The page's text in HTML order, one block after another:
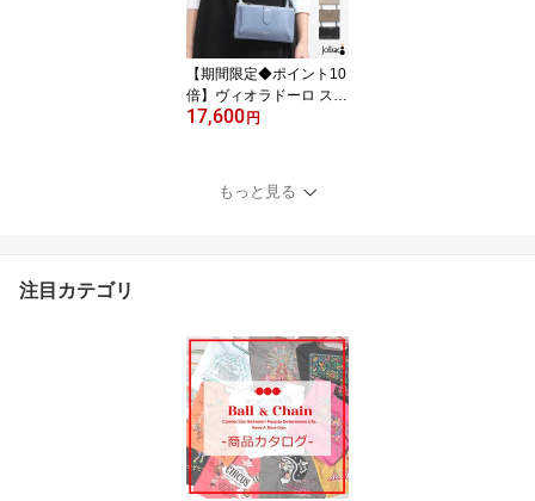
さめ 軽い 軽量 ショルダ
ー 新品 公式 正規販売店
【▼10】 ◆
【期間限定◆ポイント10
倍】ヴィオラドーロ スマ
ホポシェット 横 VIOLA
おしゃれ バッグ スマホ
ショルダー 牛革 ADRIA
17,600円
もっと見る
注目カテゴリ